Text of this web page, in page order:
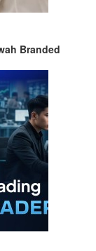
Branded